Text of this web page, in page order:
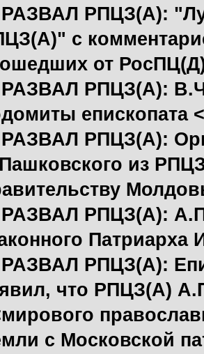
РПЦЗ(А):
с
от
РПЦЗ(А):
епископата
РПЦЗ(А):
из
РАЗВАЛ РПЦЗ(А):
Патриарха
РАЗВАЛ РПЦЗ(А):
что РПЦЗ(А)
с Московской